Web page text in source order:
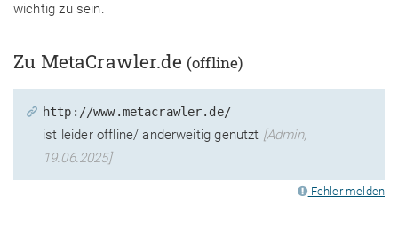
wichtig zu sein.
Zu MetaCrawler.de (offline)
http://www.metacrawler.de/
ist leider offline/ anderweitig genutzt [Admin,
19.06.2025]
Fehler melden